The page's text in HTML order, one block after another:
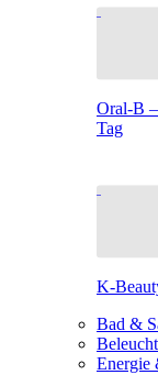
Oral-B
Tag
K-
Bad &
Energie